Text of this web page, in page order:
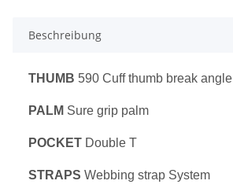
Beschreibung
THUMB 590 Cuff thumb break angle
PALM Sure grip palm
POCKET Double T
STRAPS Webbing strap System